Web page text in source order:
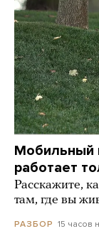
Мобильный
работает
Расскажите,
там, где вы
РАЗБОР 15 часов